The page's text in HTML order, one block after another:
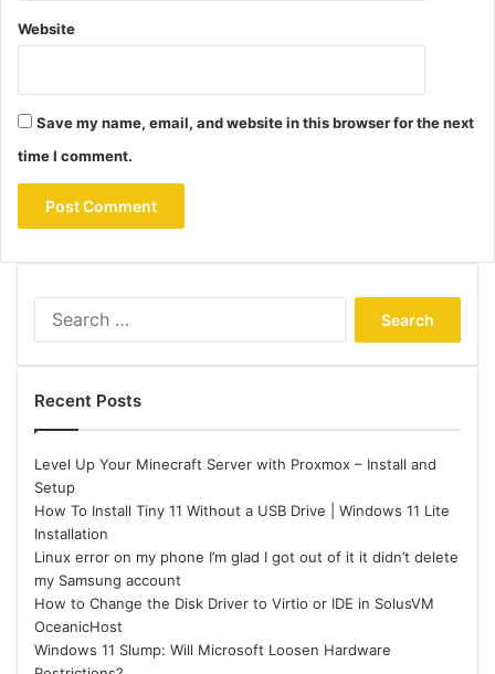
Website
Save my name, email, and website in this browser for the next
time I comment.
Recent Posts
Level Up Your Minecraft Server with Proxmox – Install and
Setup
How To Install Tiny 11 Without a USB Drive | Windows 11 Lite
Installation
Linux error on my phone I’m glad I got out of it it didn’t delete
my Samsung account
How to Change the Disk Driver to Virtio or IDE in SolusVM
OceanicHost
Windows 11 Slump: Will Microsoft Loosen Hardware